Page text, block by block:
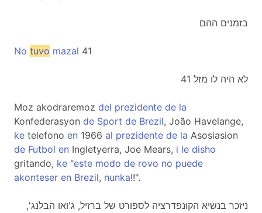
בזמנים ההם
No tuvo mazal 41
לא היה לו מזל 41
Moz akodraremoz del prezidente de la
Konfederasyon de Sport de Brezil, João Havelange,
ke telefono en 1966 al prezidente de la Asosiasion
de Futbol en Ingletyerra, Joe Mears, i le disho
gritando, ke "este modo de rovo no puede
akonteser en Brezil, nunka!!".
ניזכר בנשיא הקונפדרציה לספורט של ברזיל, ג'ואו הבלנג',